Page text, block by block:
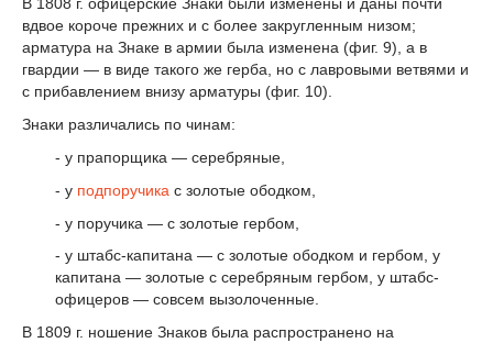
В 1808 г. офицерские Знаки были изменены и даны почти
вдвое короче прежних и с более закругленным низом;
арматура на Знаке в армии была изменена (фиг. 9), а в
гвардии — в виде такого же герба, но с лавровыми ветвями и
с прибавлением внизу арматуры (фиг. 10).
Знаки различались по чинам:
- у прапорщика — серебряные,
- у подпоручика с золотые ободком,
- у поручика — с золотые гербом,
- у штабс-капитана — с золотые ободком и гербом, у
капитана — золотые с серебряным гербом, у штабс-
офицеров — совсем вызолоченные.
В 1809 г. ношение Знаков была распространено на